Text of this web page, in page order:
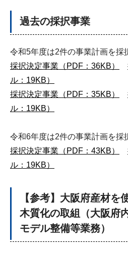
過去の採択事業
令和5年度は2件の事業計画を採
採択決定事業（PDF：36KB）
ル：19KB）
採択決定事業（PDF：35KB）
ル：19KB）
令和6年度は2件の事業計画を採
採択決定事業（PDF：43KB）
ル：19KB）
【参考】大阪府産材を
木質化の取組（大阪府
モデル整備等業務）